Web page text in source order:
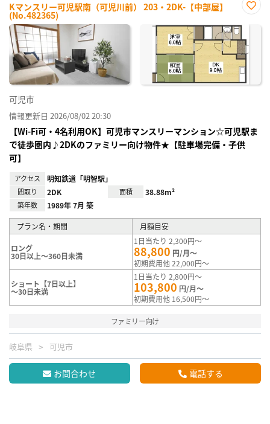
Kマンスリー可児駅南（可児川前） 203・2DK-【中部屋】
(No.482365)
に入
り登
録
可児市
情報更新日 2026/08/02 20:30
【Wi-Fi可・4名利用OK】可児市マンスリーマンション☆可児駅ま
で徒歩圏内♪2DKのファミリー向け物件★【駐車場完備・子供
可】
アクセス 明知鉄道「明智駅」
間取り 2DK 面積 38.88m²
築年数 1989年 7月 築
プラン名・期間 月額目安
ロング
30日以上～360日未満
1日当たり 2,300円～
88,800 円/月～
初期費用他 22,000円～
ショート【7日以上】
～30日未満
1日当たり 2,800円～
103,800 円/月～
初期費用他 16,500円～
ファミリー向け
岐阜県 可児市
お問合わせ 電話する